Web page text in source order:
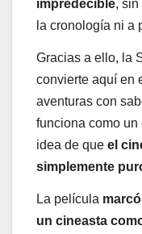
impredecible,
la cronología ni a
Gracias a ello, la
convierte aquí en
aventuras con
funciona como un
idea de que el
simplemente
La película
un cineasta